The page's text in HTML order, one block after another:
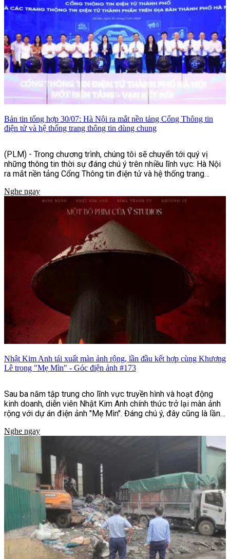
Bản tin tổng hợp 30/07: Hà Nội ra mắt nền tảng Cổng Thông tin
điện tử và hệ thống trang thông tin dùng chung
(PLM) - Trong chương trình, chúng tôi sẽ chuyển tới quý vị
những thông tin thời sự đáng chú ý trên nhiều lĩnh vực: Hà Nội
ra mắt nền tảng Cổng Thông tin điện tử và hệ thống trang
niệm Ngày Thương binh - Liệt sĩ, cùng những nỗ lực tăng
cường bảo đảm an toàn giao thông, phòng, chống mua bán
người và nhiều tin tức nổi bật khác.
Nghe ngay
Nhật Kim Anh tái xuất màn ảnh rộng, lần đầu kết hợp cùng Khương
Lê trong "Mẹ Mìn" - Góc điện ảnh #173
Sau ba năm tập trung cho lĩnh vực truyền hình và hoạt động
kinh doanh, diễn viên Nhật Kim Anh chính thức trở lại màn ảnh
rộng với dự án điện ảnh "Mẹ Mìn". Đáng chú ý, đây cũng là lần
kém cô 13 tuổi. Dù không vào vai cặp đôi, sự kết hợp giữa hai
gương mặt thuộc hai thế hệ diễn viên vẫn nhanh chóng thu hút
sự quan tâm của khán giả ngay từ những hình ảnh đầu tiên
được công bố tại lễ khai máy.
Nghe ngay